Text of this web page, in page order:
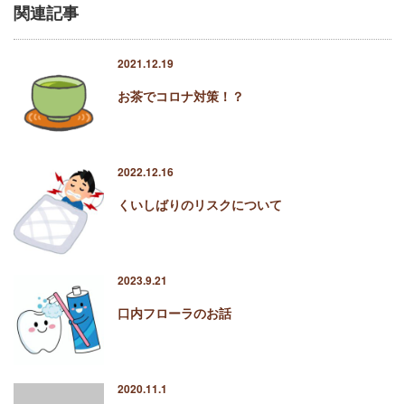
関連記事
2021.12.19
お茶でコロナ対策！？
2022.12.16
くいしばりのリスクについて
2023.9.21
口内フローラのお話
2020.11.1